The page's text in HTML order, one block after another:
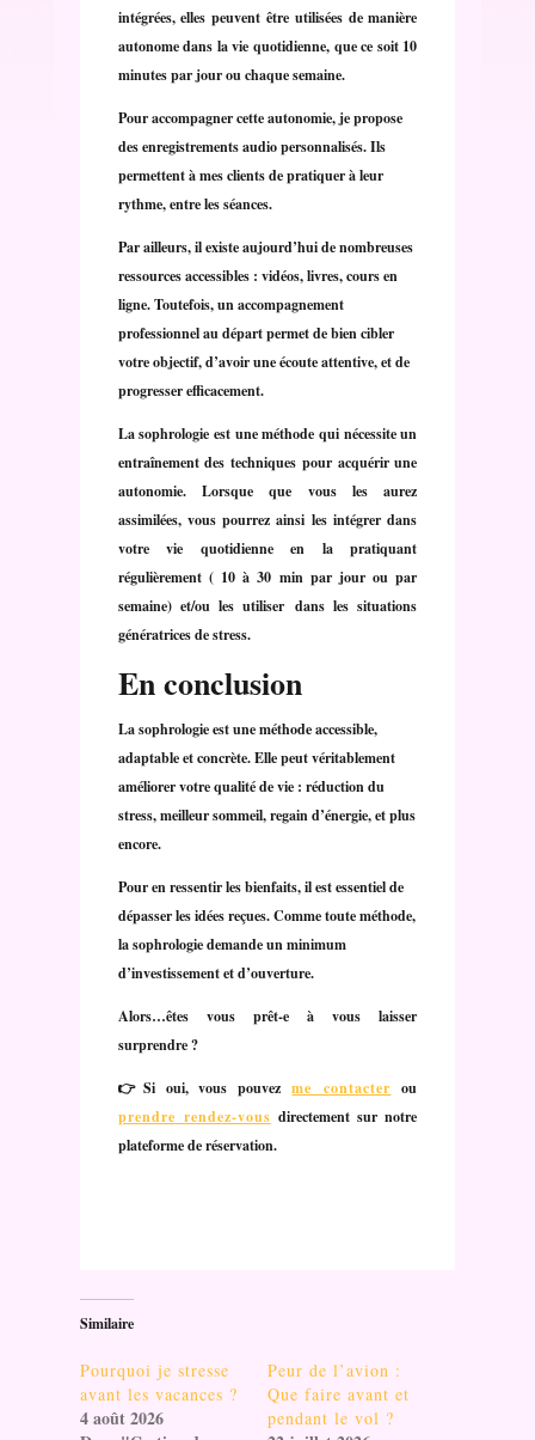
intégrées, elles peuvent être utilisées de manière
autonome dans la vie quotidienne, que ce soit 10
minutes par jour ou chaque semaine.
Pour accompagner cette autonomie, je propose
des enregistrements audio personnalisés. Ils
permettent à mes clients de pratiquer à leur
rythme, entre les séances.
Par ailleurs, il existe aujourd’hui de nombreuses
ressources accessibles : vidéos, livres, cours en
ligne. Toutefois, un accompagnement
professionnel au départ permet de bien cibler
votre objectif, d’avoir une écoute attentive, et de
progresser efficacement.
La sophrologie est une méthode qui nécessite un
entraînement des techniques pour acquérir une
autonomie. Lorsque que vous les aurez
assimilées, vous pourrez ainsi les intégrer dans
votre vie quotidienne en la pratiquant
régulièrement ( 10 à 30 min par jour ou par
semaine) et/ou les utiliser dans les situations
génératrices de stress.
En conclusion
La sophrologie est une méthode accessible,
adaptable et concrète. Elle peut véritablement
améliorer votre qualité de vie : réduction du
stress, meilleur sommeil, regain d’énergie, et plus
encore.
Pour en ressentir les bienfaits, il est essentiel de
dépasser les idées reçues. Comme toute méthode,
la sophrologie demande un minimum
d’investissement et d’ouverture.
Alors…êtes vous prêt-e à vous laisser
surprendre ?
👉 Si oui, vous pouvezme contacter ou
prendre rendez-vous directement sur notre
plateforme de réservation.
Similaire
Pourquoi je stresse
avant les vacances ?
4 août 2026
Peur de l’avion :
Que faire avant et
pendant le vol ?